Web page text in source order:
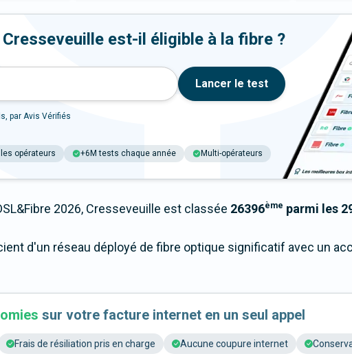
est-il éligible à la fibre ?
Lancer le test
par Avis Vérifiés
opérateurs +6M tests chaque année Multi-opérateurs
2026, Cresseveuille est classée 26396ème parmi les
d'un réseau déployé de fibre optique significatif avec un
sur votre facture internet en un seul appel
Frais de résiliation pris en charge Aucune coupure internet